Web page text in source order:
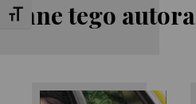
Toggle Font size
Inne tego autora